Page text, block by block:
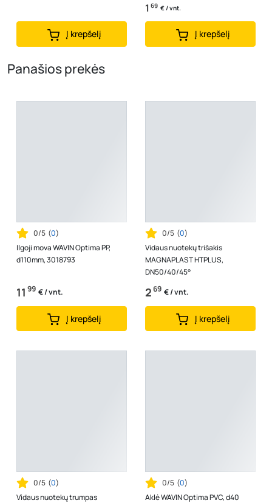
Į krepšelį
1 69 € / vnt.
Į krepšelį
Panašios prekės
0/5 (0)
Ilgoji mova WAVIN Optima PP,
d110mm, 3018793
11 99 € / vnt.
Į krepšelį
0/5 (0)
Vidaus nuotekų trišakis
MAGNAPLAST HTPLUS,
DN50/40/45°
269 € / vnt.
Į krepšelį
0/5 (0)
Vidaus nuotekų trumpas
0/5 (0)
Aklė WAVIN Optima PVC, d40